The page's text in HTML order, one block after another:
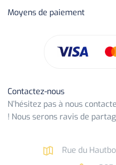
Moyens de paiement
Contactez-nous
N’hésitez pas à nous
! Nous serons ravis de
Rue du